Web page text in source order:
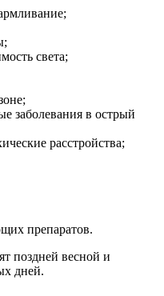
света;
заболевания в острый
расстройства;
препаратов.
поздней весной и
дней.